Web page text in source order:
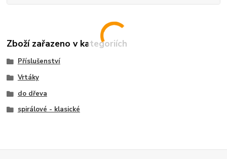
Zboží zařazeno v kategoriích
Příslušenství
Vrtáky
do dřeva
spirálové - klasické